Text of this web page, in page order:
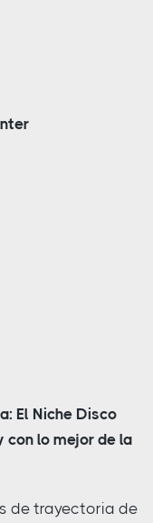
El Niche Disco
con lo mejor de la
de trayectoria de